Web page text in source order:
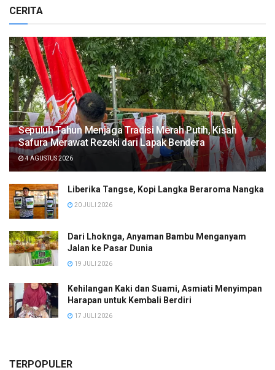
CERITA
Sepuluh Tahun Menjaga Tradisi Merah Putih, Kisah
Safura Merawat Rezeki dari Lapak Bendera
4 AGUSTUS 2026
Liberika Tangse, Kopi Langka Beraroma Nangka
20 JULI 2026
Dari Lhoknga, Anyaman Bambu Menganyam
Jalan ke Pasar Dunia
19 JULI 2026
Kehilangan Kaki dan Suami, Asmiati Menyimpan
Harapan untuk Kembali Berdiri
17 JULI 2026
TERPOPULER